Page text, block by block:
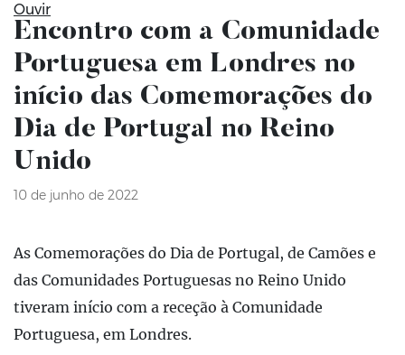
Ouvir
Encontro com a Comunidade
Portuguesa em Londres no
início das Comemorações do
Dia de Portugal no Reino
Unido
10 de junho de 2022
As Comemorações do Dia de Portugal, de Camões e
das Comunidades Portuguesas no Reino Unido
tiveram início com a receção à Comunidade
Portuguesa, em Londres.